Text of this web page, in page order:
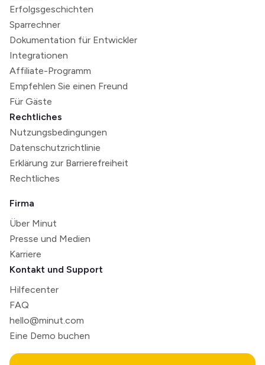
Erfolgsgeschichten
Sparrechner
Dokumentation für Entwickler
Integrationen
Affiliate-Programm
Empfehlen Sie einen Freund
Für Gäste
Rechtliches
Nutzungsbedingungen
Datenschutzrichtlinie
Erklärung zur Barrierefreiheit
Rechtliches
Firma
Über Minut
Presse und Medien
Karriere
Kontakt und Support
Hilfecenter
FAQ
hello@minut.com
Eine Demo buchen